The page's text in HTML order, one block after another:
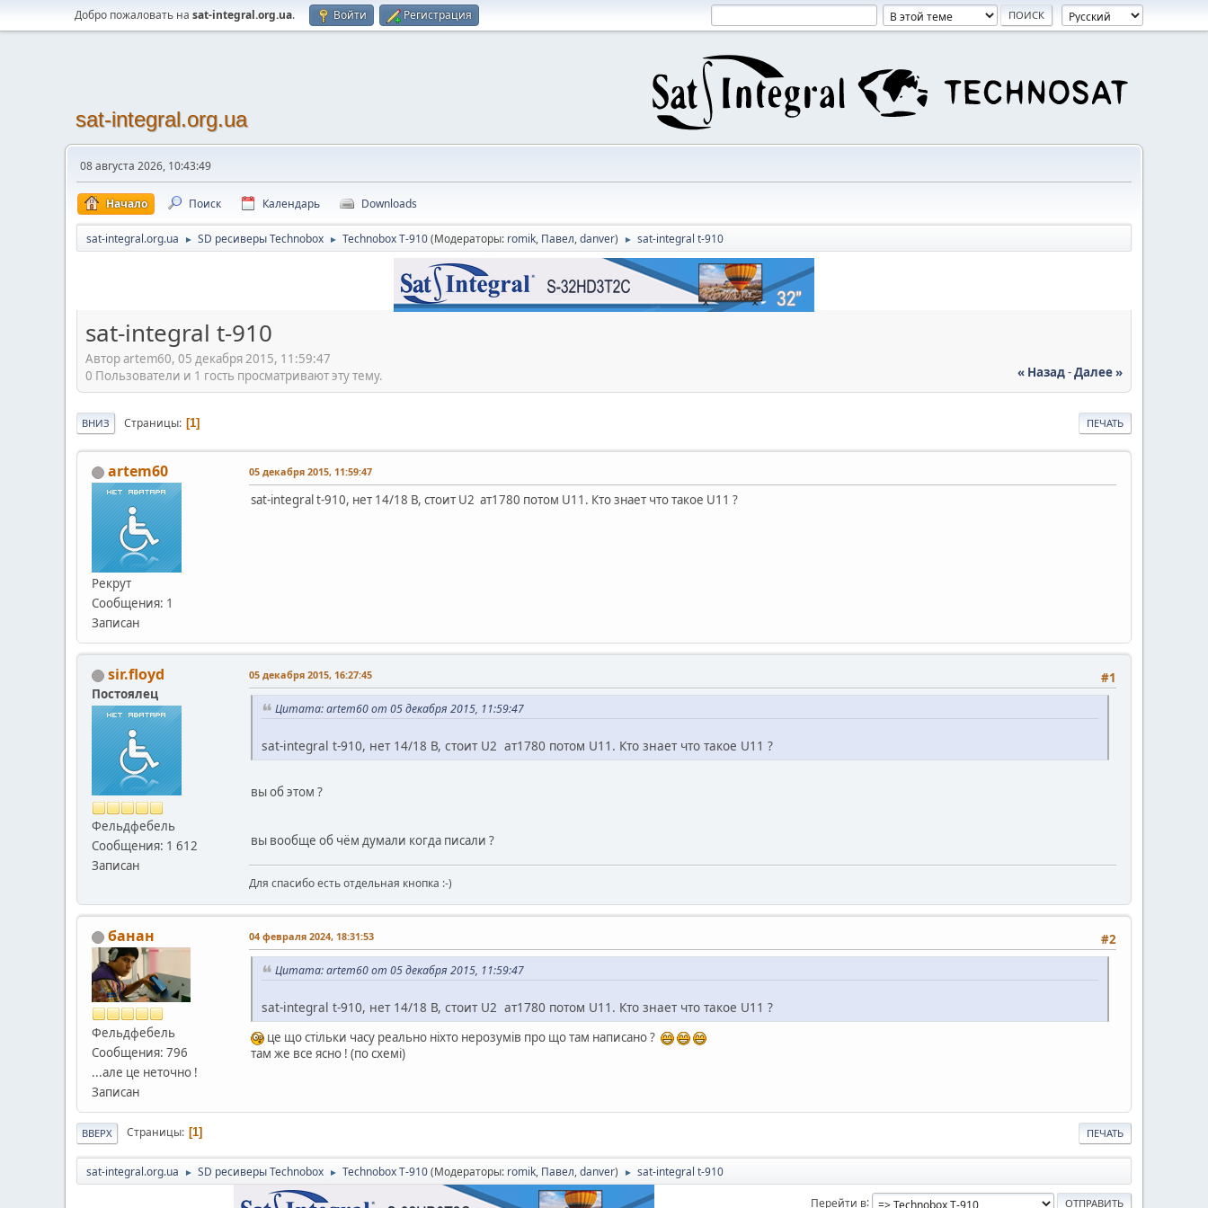
Добро пожаловать на sat-integral.org.ua. Войти Регистрация
sat-integral.org.ua
08 августа 2026, 10:43:49
Начало Поиск Календарь Downloads
sat-integral.org.ua ► SD ресиверы Technobox ► Technobox T-910(Модераторы: romik, Павел,danver) ► sat-integral t-910
sat-integral t-910
Автор artem60, 05 декабря 2015, 11:59:47
« Назад-Далее »
0 Пользователи и 1 гость просматривают эту тему.
ПЕЧАТЬ
ВНИЗ Страницы 1
artem60
Рекрут
Сообщения: 1
Записан
05 декабря 2015, 11:59:47
sat-integral t-910, нет 14/18 В, стоит U2 ат1780 потом U11. Кто знает что такое U11 ?
sir.floyd
Постоялец
Фельдфебель
Сообщения: 1 612
Записан
#1
05 декабря 2015, 16:27:45
Цитата: artem60 от 05 декабря 2015, 11:59:47
sat-integral t-910, нет 14/18 В, стоит U2 ат1780 потом U11. Кто знает что такое U11 ?
вы об этом ?
вы вообще об чём думали когда писали ?
Для спасибо есть отдельная кнопка :-)
банан
Фельдфебель
Сообщения: 796
...але це неточно !
Записан
#2
04 февраля 2024, 18:31:53
Цитата: artem60 от 05 декабря 2015, 11:59:47
sat-integral t-910, нет 14/18 В, стоит U2 ат1780 потом U11. Кто знает что такое U11 ?
це що стільки часу реально ніхто нерозумів про що там написано ?
там же все ясно ! (по схемі)
ПЕЧАТЬ
ВВЕРХ Страницы 1
sat-integral.org.ua ► SD ресиверы Technobox ► Technobox T-910(Модераторы: romik, Павел,danver) ► sat-integral t-910
Перейти в